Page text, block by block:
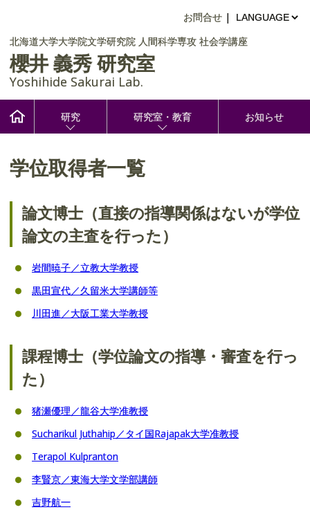
お問合せ |
北海道大学大学院文学研究院 人間科学専攻 社会学講座
櫻井 義秀 研究室
Yoshihide Sakurai Lab.
研究
English: Research
Chinese: 研究内容
Korean: 연구내용
Thai: ขอบข่ายการวิจัย
著書
学術論文
報告書
口頭発表
評論
研究室・教育
メンバー
学位論文要旨
修士・学士論文
お知らせ
学位取得者一覧
論文博士（直接の指導関係はないが学位
論文の主査を行った）
岩間暁子／立教大学教授
黒田宣代／久留米大学講師等
川田進／大阪工業大学教授
課程博士（学位論文の指導・審査を行っ
た）
猪瀬優理／龍谷大学准教授
Sucharikul Juthahip／タイ国Rajapak大学准教授
Terapol Kulpranton
李賢京／東海大学文学部講師
吉野航一